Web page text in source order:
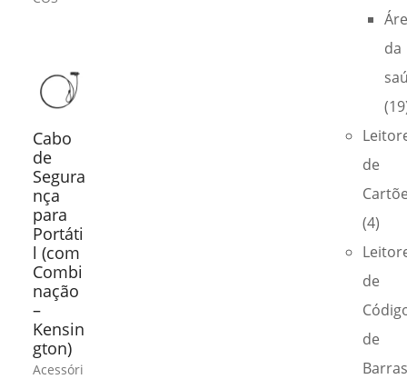
Cabo
de
Segura
nça
para
Portáti
l (com
Combi
nação
–
Kensin
gton)
Acessóri
da
de
(4)
de
de
Barras